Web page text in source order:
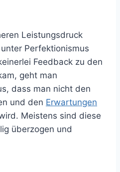
Leistungsdruck
Perfektionismus
Feedback zu den
geht man
dass man nicht den
und den Erwartungen
Meistens sind diese
überzogen und